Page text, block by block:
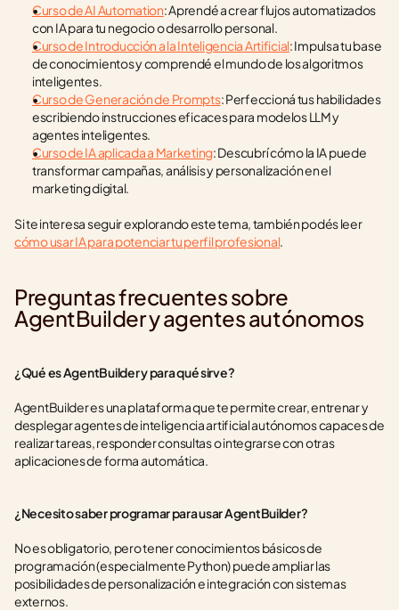
Curso de AI Automation: Aprendé a crear flujos automatizados
con IA para tu negocio o desarrollo personal.
Curso de Introducción a la Inteligencia Artificial: Impulsa tu base
de conocimientos y comprendé el mundo de los algoritmos
inteligentes.
Curso de Generación de Prompts: Perfeccioná tus habilidades
escribiendo instrucciones eficaces para modelos LLM y
agentes inteligentes.
Curso de IA aplicada a Marketing: Descubrí cómo la IA puede
transformar campañas, análisis y personalización en el
marketing digital.
Si te interesa seguir explorando este tema, también podés leer
cómo usar IA para potenciar tu perfil profesional.
Preguntas frecuentes sobre
AgentBuilder y agentes autónomos
¿Qué es AgentBuilder y para qué sirve?
AgentBuilder es una plataforma que te permite crear, entrenar y
desplegar agentes de inteligencia artificial autónomos capaces de
realizar tareas, responder consultas o integrarse con otras
aplicaciones de forma automática.
¿Necesito saber programar para usar AgentBuilder?
No es obligatorio, pero tener conocimientos básicos de
programación (especialmente Python) puede ampliar las
posibilidades de personalización e integración con sistemas
externos.